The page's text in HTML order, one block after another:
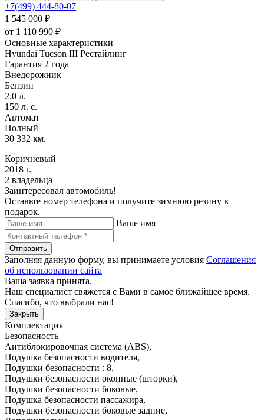
+7(499) 444-80-07
1 545 000 ₽
от 1 110 990 ₽
Основные характеристики
Hyundai Tucson III Рестайлинг
Гарантия 2 года
Внедорожник
Бензин
2.0 л.
150 л. с.
Автомат
Полный
30 332 км.
Коричневый
2018 г.
2 владельца
Заинтересовал автомобиль!
Оставьте номер телефона и получите зимнюю резину в
подарок.
Ваше имя
Отправить
Заполняя данную форму, вы принимаете условия Соглашения
об использовании сайта
Ваша заявка принята.
Наш специалист свяжется с Вами в самое ближайшее время.
Спасибо, что выбрали нас!
Закрыть
Комплектация
Безопасность
Антиблокировочная система (ABS),
Подушка безопасности водителя,
Подушки безопасности : 8,
Подушки безопасности оконные (шторки),
Подушки безопасности боковые,
Подушка безопасности пассажира,
Подушки безопасности боковые задние,